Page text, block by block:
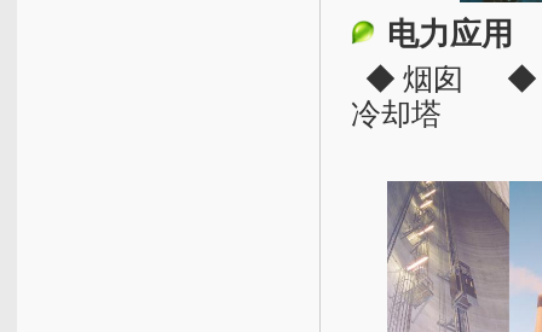
电力应用
◆ 烟囱 ◆
冷却塔